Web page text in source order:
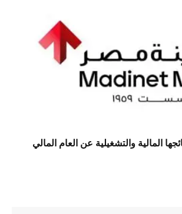
المالية والتشغيلية عن العام المالي